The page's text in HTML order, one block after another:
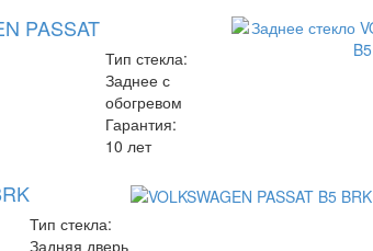
PASSAT
Тип стекла:
Заднее с
обогревом
Гарантия:
10 лет
Тип стекла:
Задняя дверь